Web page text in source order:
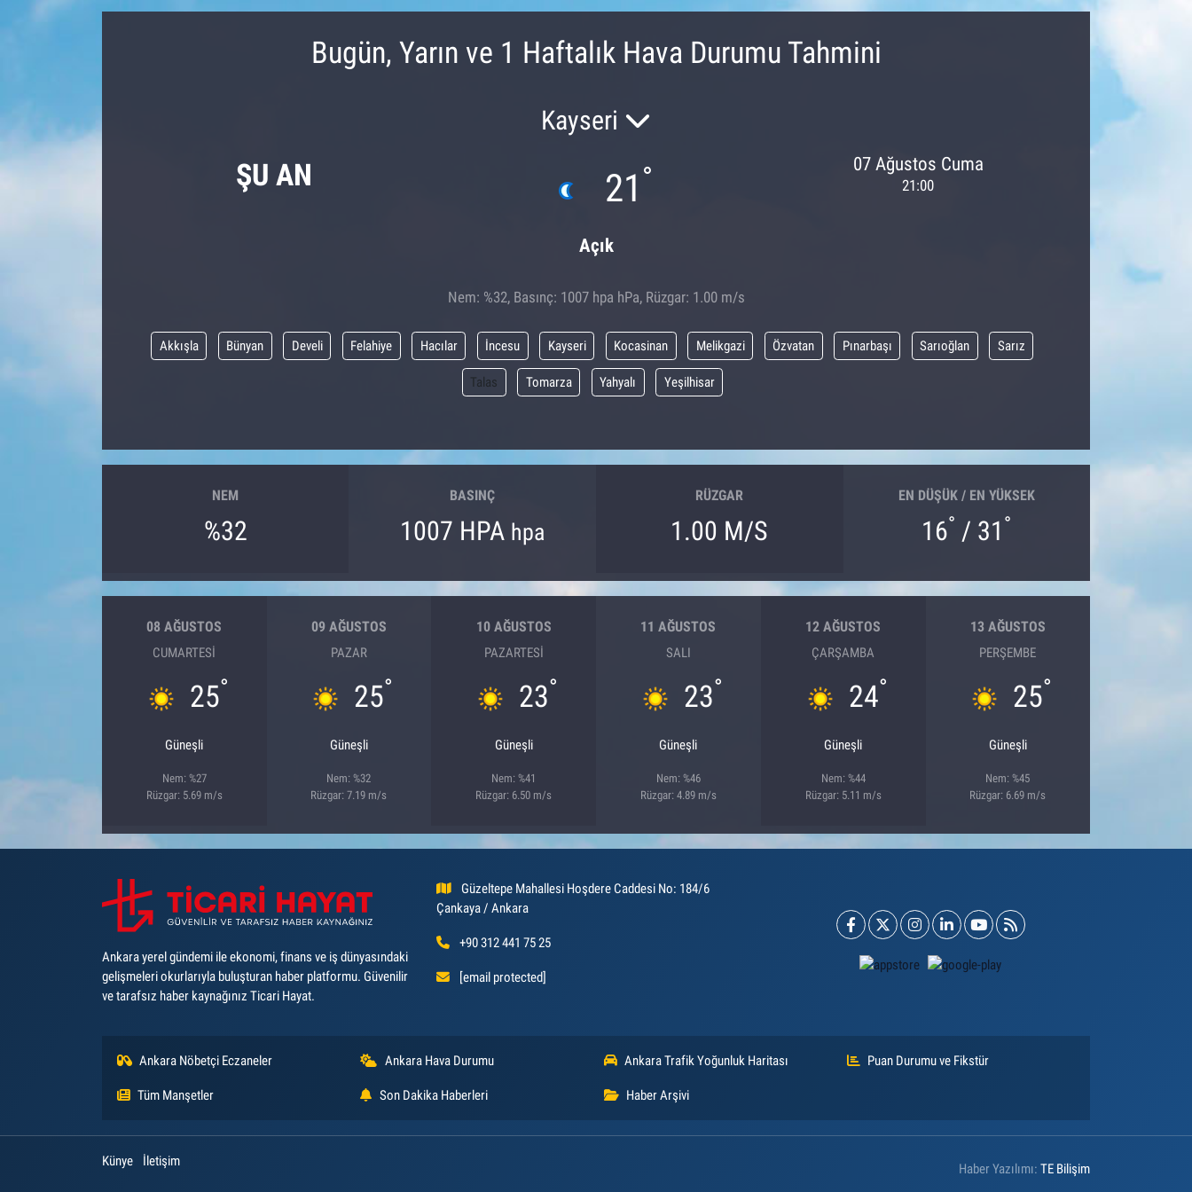
Bugün, Yarın ve 1 Haftalık Hava Durumu Tahmini
ŞU AN
Kayseri
21 °
Açık
07 Ağustos Cuma
21:00
Nem: %32, Basınç: 1007 hpa hPa, Rüzgar: 1.00 m/s
Akkışla Bünyan Develi Felahiye Hacılar İncesu Kayseri Kocasinan Melikgazi Özvatan Pınarbaşı Sarıoğlan Sarız
Talas Tomarza Yahyalı Yeşilhisar
NEM
%32
BASINÇ
1007 HPA hpa
RÜZGAR
1.00 M/S
EN DÜŞÜK / EN YÜKSEK
16° / 31 °
08 AĞUSTOS
CUMARTESI
25°
Güneşli
Nem: %27
Rüzgar: 5.69 m/s
09 AĞUSTOS
PAZAR
25°
Güneşli
Nem: %32
Rüzgar: 7.19 m/s
10 AĞUSTOS
PAZARTESI
23°
Güneşli
Nem: %41
Rüzgar: 6.50 m/s
11 AĞUSTOS
SALI
23°
Güneşli
Nem: %46
Rüzgar: 4.89 m/s
12 AĞUSTOS
ÇARŞAMBA
24°
Güneşli
Nem: %44
Rüzgar: 5.11 m/s
13 AĞUSTOS
PERŞEMBE
25°
Güneşli
Nem: %45
Rüzgar: 6.69 m/s
Ankara yerel gündemi ile ekonomi, finans ve iş dünyasındaki
gelişmeleri okurlarıyla buluşturan haber platformu. Güvenilir
ve tarafsız haber kaynağınız Ticari Hayat.
Güzeltepe Mahallesi Hoşdere Caddesi No: 184/6
Çankaya / Ankara
+90 312 441 75 25
[email protected]
Ankara Nöbetçi Eczaneler Ankara Hava Durumu Ankara Trafik Yoğunluk Haritası Puan Durumu ve Fikstür
Tüm Manşetler Son Dakika Haberleri Haber Arşivi
Künye İletişim Haber Yazılımı:TE Bilişim